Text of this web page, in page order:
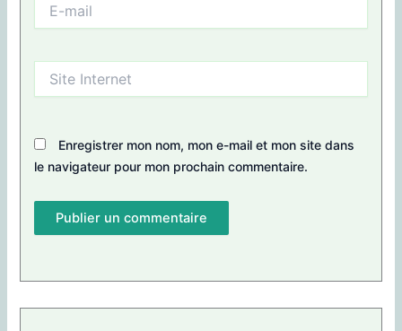
mail
Internet
Enregistrer mon nom, mon e-mail et mon site dans
le navigateur pour mon prochain commentaire.